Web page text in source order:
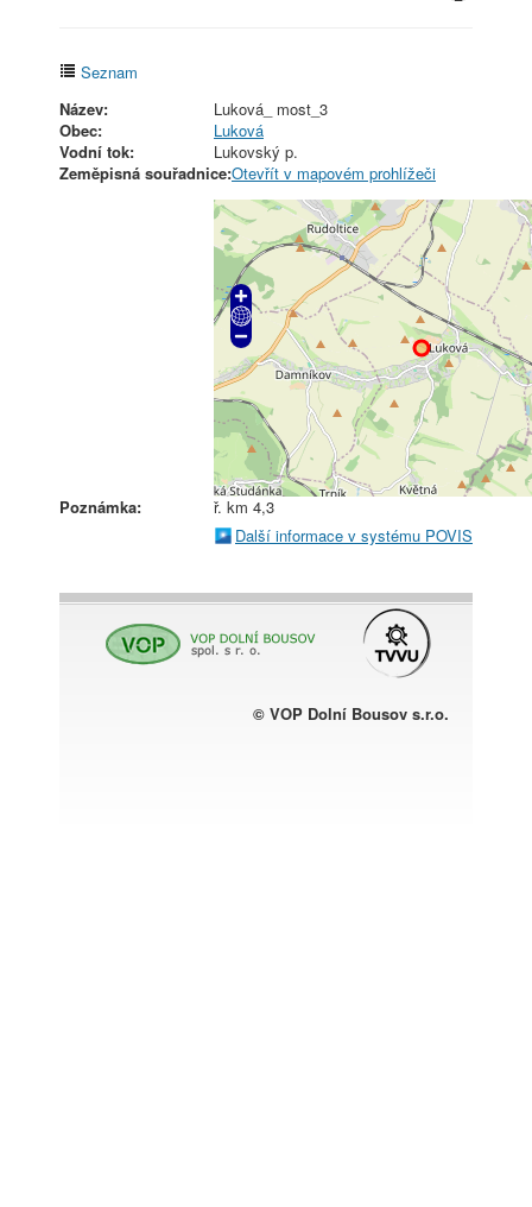
Seznam
Název:
Luková_ most_3
Obec:
Luková
Vodní tok:
Lukovský p.
Zeměpisná souřadnice:Otevřít v mapovém prohlížeči
Poznámka:
ř. km 4,3
Další informace v systému POVIS
© VOP Dolní Bousov s.r.o.